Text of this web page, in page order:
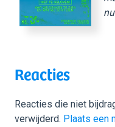
Reacties
Reacties die niet
verwijderd. Plaats een